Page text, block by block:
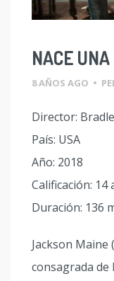
NACE
8 AÑOS AGO •
Director:
País: USA
Año: 2018
Calificación: 14
Duración: 136
Jackson
consagrada de